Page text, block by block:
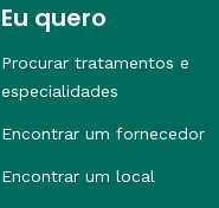
Eu quero
Procurar tratamentos e
especialidades
Encontrar um fornecedor
Encontrar um local